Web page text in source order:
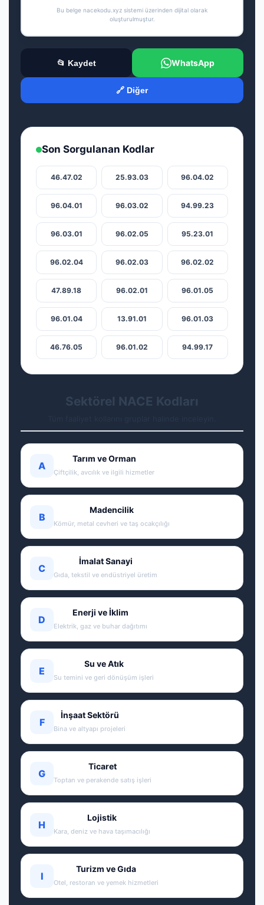
Bu belge nacekodu.xyz sistemi üzerinden dijital olarak
oluşturulmuştur.
📂 Kaydet WhatsApp
🔗 Diğer
Son Sorgulanan Kodlar
46.47.02 25.93.03 96.04.02
96.04.01 96.03.02 94.99.23
96.03.01 96.02.05 95.23.01
96.02.04 96.02.03 96.02.02
47.89.18 96.02.01 96.01.05
96.01.04 13.91.01 96.01.03
46.76.05 96.01.02 94.99.17
Sektörel NACE Kodları
A
Tarım ve Orman
Çiftçilik, avcılık ve ilgili hizmetler
B
Madencilik
Kömür, metal cevheri ve taş ocakçılığı
C
İmalat Sanayi
Gıda, tekstil ve endüstriyel üretim
D
Enerji ve İklim
Elektrik, gaz ve buhar dağıtımı
E
Su ve Atık
Su temini ve geri dönüşüm işleri
F
İnşaat Sektörü
Bina ve altyapı projeleri
G
Ticaret
Toptan ve perakende satış işleri
H
Lojistik
Kara, deniz ve hava taşımacılığı
I
Turizm ve Gıda
Otel, restoran ve yemek hizmetleri